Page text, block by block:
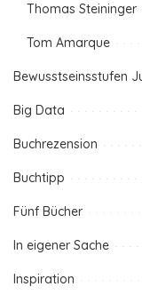
Thomas Steininger
Tom Amarque
Bewusstseinsstufen
Big Data
Buchrezension
Buchtipp
Fünf Bücher
In eigener Sache
Inspiration